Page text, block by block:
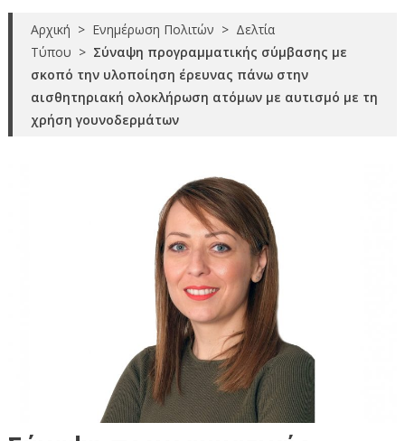
Αρχική > Ενημέρωση Πολιτών > Δελτία
Τύπου > Σύναψη προγραμματικής σύμβασης με
σκοπό την υλοποίηση έρευνας πάνω στην
αισθητηριακή ολοκλήρωση ατόμων με αυτισμό με τη
χρήση γουνοδερμάτων